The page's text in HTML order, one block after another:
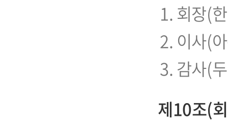
1. 회장(
2. 이사(
3. 감사(
제10조(